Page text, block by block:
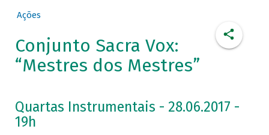
Ações
Conjunto Sacra Vox:
“Mestres dos Mestres”
Quartas Instrumentais - 28.06.2017 -
19h